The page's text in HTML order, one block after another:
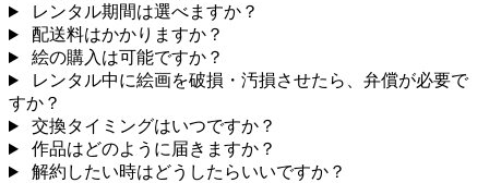
レンタル期間は選べますか？
配送料はかかりますか？
絵の購入は可能ですか？
レンタル中に絵画を破損・汚損させたら、弁償が必要で
すか？
交換タイミングはいつですか？
作品はどのように届きますか？
解約したい時はどうしたらいいですか？